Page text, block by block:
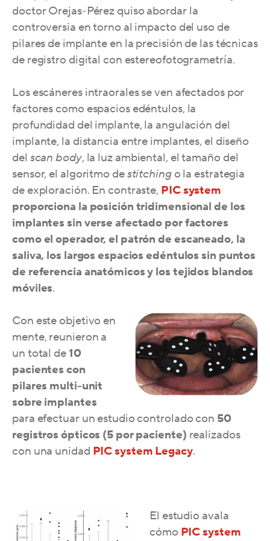
doctor Orejas-Pérez quiso abordar la
controversia en torno al impacto del uso de
pilares de implante en la precisión de las técnicas
de registro digital con estereofotogrametría.
Los escáneres intraorales se ven afectados por
factores como espacios edéntulos, la
profundidad del implante, la angulación del
implante, la distancia entre implantes, el diseño
del scan body, la luz ambiental, el tamaño del
sensor, el algoritmo destitchingo la estrategia
de exploración. En contraste, PIC system
proporciona la posición tridimensional de los
implantes sin verse afectado por factores
como el operador, el patrón de escaneado, la
saliva, los largos espacios edéntulos sin puntos
de referencia anatómicos y los tejidos blandos
móviles.
Con este objetivo en
mente, reunieron a
un total de10
pacientes con
pilares multi-unit
sobre implantes
para efectuar un estudio controlado con 50
registros ópticos (5 por paciente) realizados
con una unidad PIC system Legacy.
El estudio avala
cómo PIC system